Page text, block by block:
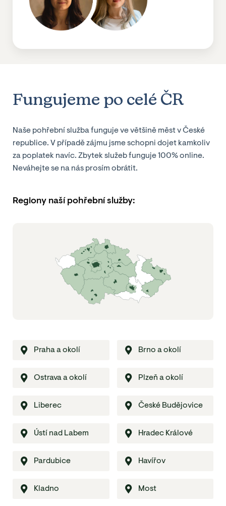
Fungujeme po celé ČR
Naše pohřební služba funguje ve většině měst v České
republice. V případě zájmu jsme schopni dojet kamkoliv
za poplatek navíc. Zbytek služeb funguje 100% online.
Neváhejte se na nás prosím obrátit.
Regiony naší pohřební služby:
Praha a okolí Brno a okolí
Ostrava a okolí Plzeň a okolí
Liberec České Budějovice
Ústí nad Labem Hradec Králové
Pardubice Havířov
Kladno Most